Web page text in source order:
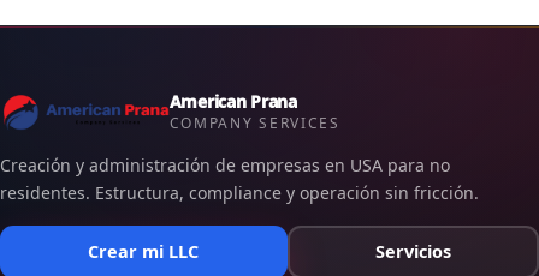
American Prana
COMPANY SERVICES
Creación y administración de empresas en USA para no
residentes. Estructura, compliance y operación sin fricción.
Crear mi LLC Servicios